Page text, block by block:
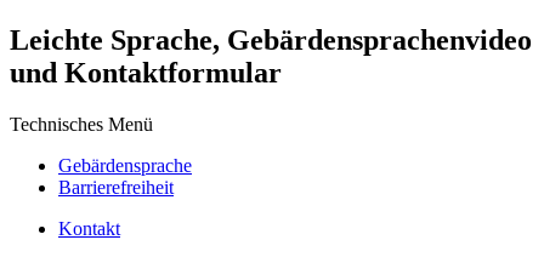
Leichte Sprache, Gebärdensprachenvideo
und Kontaktformular
Technisches Menü
Gebärdensprache
Barrierefreiheit
Kontakt